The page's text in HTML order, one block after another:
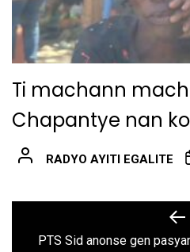
Ti machann
Chapantye nan
RADYO AYITI EGALITE
PTS Sid anonse gen